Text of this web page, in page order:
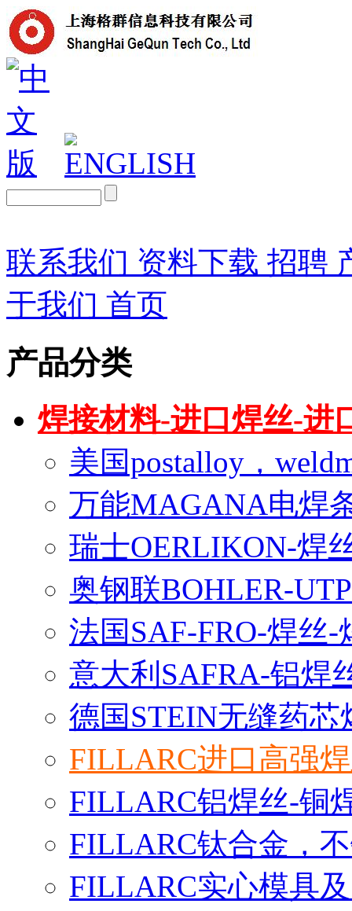
联系我们 资料下载 招聘
于我们 首页
产品分类
焊接材料-进口焊丝-进
美国postalloy，
万能MAGANA电焊
瑞士OERLIKON-焊
奥钢联BOHLER-
法国SAF-FRO-焊丝-
意大利SAFRA-铝焊
德国STEIN无缝药芯
FILLARC进口高强
FILLARC铝焊丝-铜
FILLARC钛合金，
FILLARC实心模具